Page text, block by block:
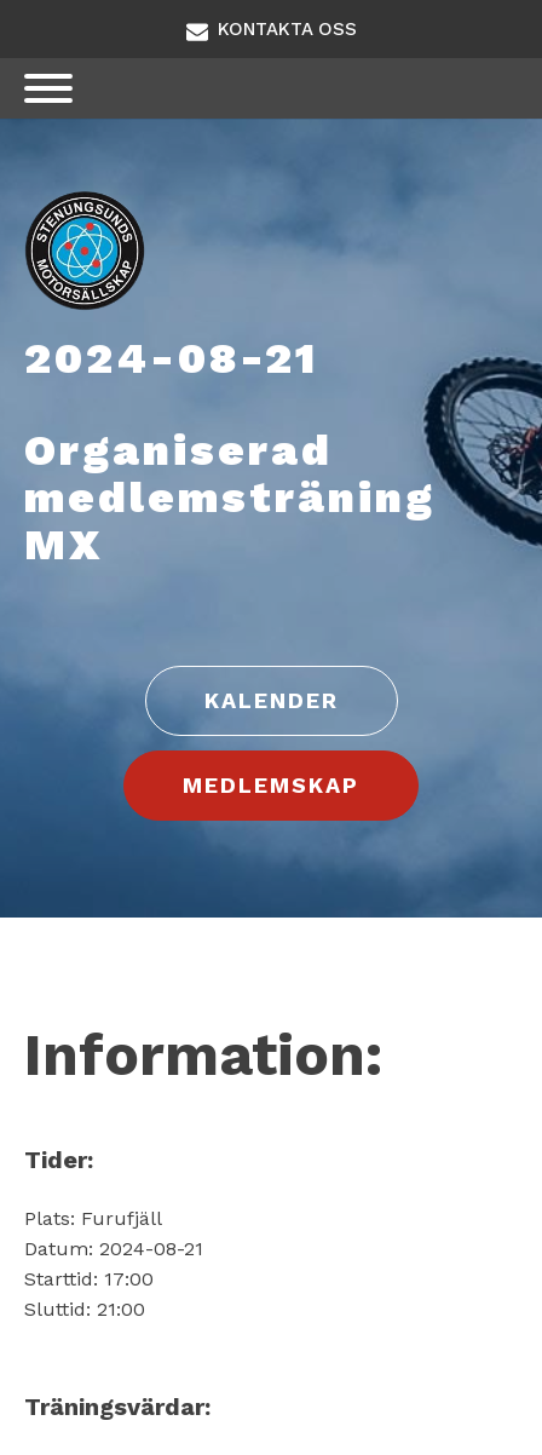
KONTAKTA OSS
2024-08-21
Organiserad
medlemsträning
MX
KALENDER
MEDLEMSKAP
Information:
Tider:
Plats: Furufjäll
Datum: 2024-08-21
Starttid: 17:00
Sluttid: 21:00
Träningsvärdar: